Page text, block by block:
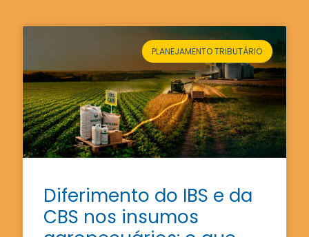
PLANEJAMENTO TRIBUTÁRIO
Diferimento do IBS e da
CBS nos insumos